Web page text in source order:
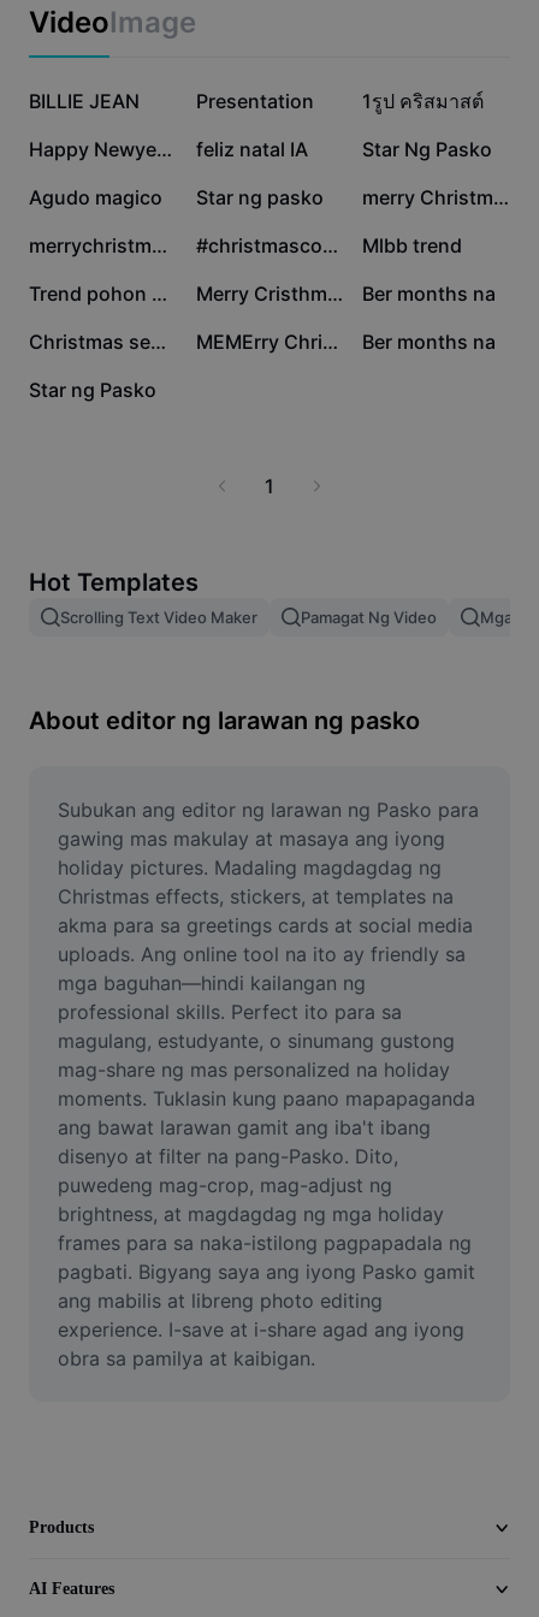
Caption templates
Image merge
Resize Image
Meme Generator
AI Text Remover
AI People Remover
AI Inpainting
Face Cutout
Video
Remove video BG
Enhance quality
Video Editor
Trim Video
Add Subtitles To Video
Marketing
Industry templates
Recap templates
Trust Center
Help Center
About CapCut's Terms of Service
Dreamina Seedance 2.0 Launch
Pasko gamit ang mabilis at libreng photo editing
experience. I-save at i-share agad ang iyong obra sa
VideoImage
516.8K
BILLIE JEAN 351.4K
Presentation 117.2K
1รูป​ คริสมาสต์​
104K Happy Newyear2022✨👋🏻 28.3K
feliz natal IA 27.1K
Star Ng Pasko
20.2K
Agudo magico 15.7K
Star ng pasko 11.6K merry Christmas
11.5K merrychristmasevery 9.7K #christmascountdown 2K
Mlbb trend
1.1K Trend pohon natal 973 Merry Cristhmas 880
Ber months na
746 Christmas season🎉 628 MEMErry Christmas 54
Ber months na
35
Star ng Pasko
1
Hot Templates
Scrolling Text Video Maker Pamagat Ng Video Mga
About editor ng larawan ng pasko
Subukan ang editor ng larawan ng Pasko para
gawing mas makulay at masaya ang iyong
holiday pictures. Madaling magdagdag ng
Christmas effects, stickers, at templates na
akma para sa greetings cards at social media
uploads. Ang online tool na ito ay friendly sa
mga baguhan—hindi kailangan ng
professional skills. Perfect ito para sa
magulang, estudyante, o sinumang gustong
mag-share ng mas personalized na holiday
moments. Tuklasin kung paano mapapaganda
ang bawat larawan gamit ang iba't ibang
disenyo at filter na pang-Pasko. Dito,
puwedeng mag-crop, mag-adjust ng
brightness, at magdagdag ng mga holiday
frames para sa naka-istilong pagpapadala ng
pagbati. Bigyang saya ang iyong Pasko gamit
ang mabilis at libreng photo editing
experience. I-save at i-share agad ang iyong
obra sa pamilya at kaibigan.
Products
AI Features